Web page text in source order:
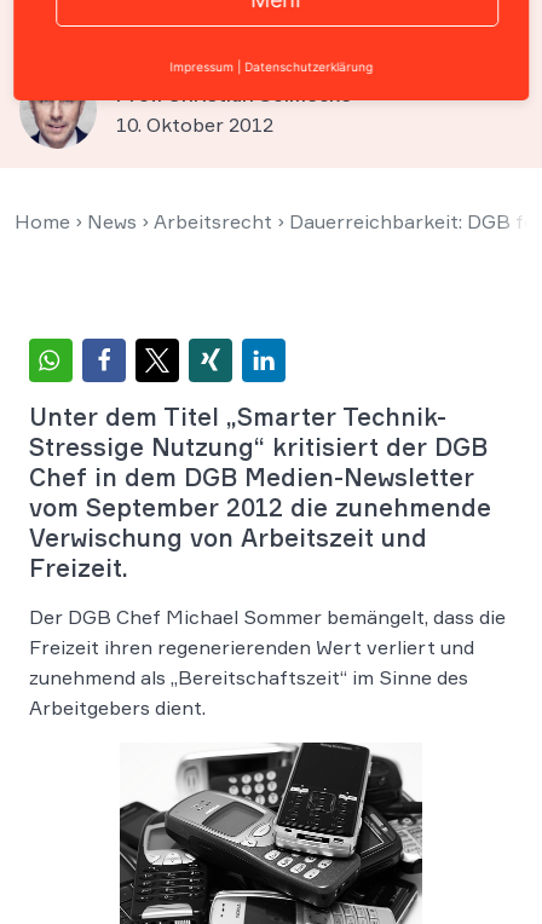
Stressverordnung
Prof. Christian Solmecke
10. Oktober 2012
Home › News › Arbeitsrecht › Dauerreichbarkeit: DGB
Unter dem Titel „Smarter Technik-
Stressige Nutzung“ kritisiert der DGB
Chef in dem DGB Medien-Newsletter
vom September 2012 die zunehmende
Verwischung von Arbeitszeit und
Freizeit.
Der DGB Chef Michael Sommer bemängelt, dass die
Freizeit ihren regenerierenden Wert verliert und
zunehmend als „Bereitschaftszeit“ im Sinne des
Arbeitgebers dient.
Impressum Datenschutzerklärung